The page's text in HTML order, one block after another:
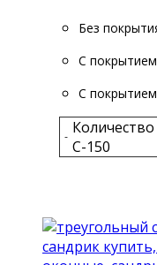
Без
С
С
- С-150